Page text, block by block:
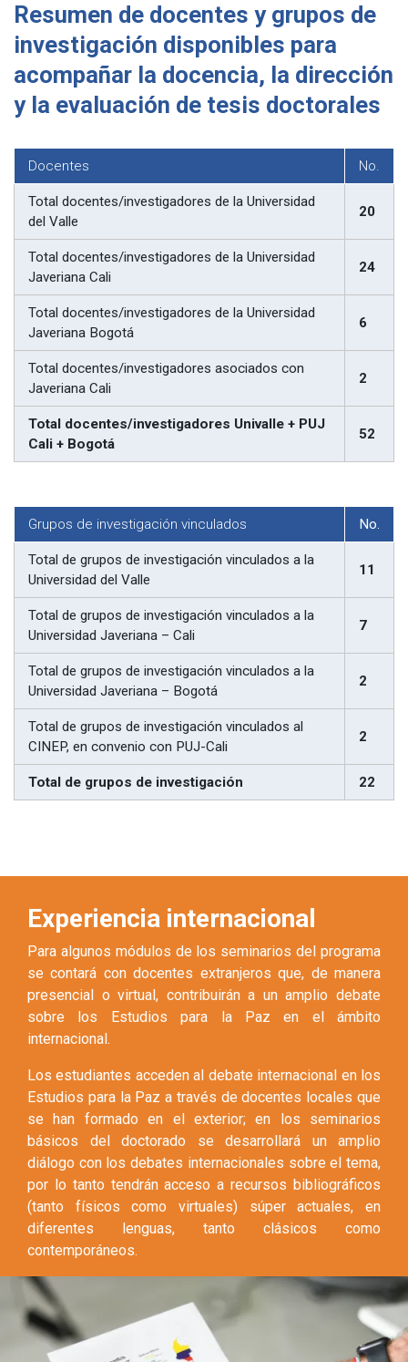
Resumen de docentes y grupos de
investigación disponibles para
acompañar la docencia, la dirección
y la evaluación de tesis doctorales
Docentes No.
Total docentes/investigadores de la Universidad
del Valle
20
Total docentes/investigadores de la Universidad
Javeriana Cali
24
Total docentes/investigadores de la Universidad
Javeriana Bogotá
6
Total docentes/investigadores asociados con
Javeriana Cali
2
Total docentes/investigadores Univalle + PUJ
Cali + Bogotá
52
Grupos de investigación vinculados No.
Total de grupos de investigación vinculados a la
Universidad del Valle
11
Total de grupos de investigación vinculados a la
Universidad Javeriana – Cali
7
Total de grupos de investigación vinculados a la
Universidad Javeriana – Bogotá
2
Total de grupos de investigación vinculados al
CINEP, en convenio con PUJ-Cali
2
Total de grupos de investigación 22
Experiencia internacional
Para algunos módulos de los seminarios del programa
se contará con docentes extranjeros que, de manera
presencial o virtual, contribuirán a un amplio debate
sobre los Estudios para la Paz en el ámbito
internacional.
Los estudiantes acceden al debate internacional en los
Estudios para la Paz a través de docentes locales que
se han formado en el exterior; en los seminarios
básicos del doctorado se desarrollará un amplio
diálogo con los debates internacionales sobre el tema,
por lo tanto tendrán acceso a recursos bibliográficos
(tanto físicos como virtuales) súper actuales, en
diferentes lenguas, tanto clásicos como
contemporáneos.